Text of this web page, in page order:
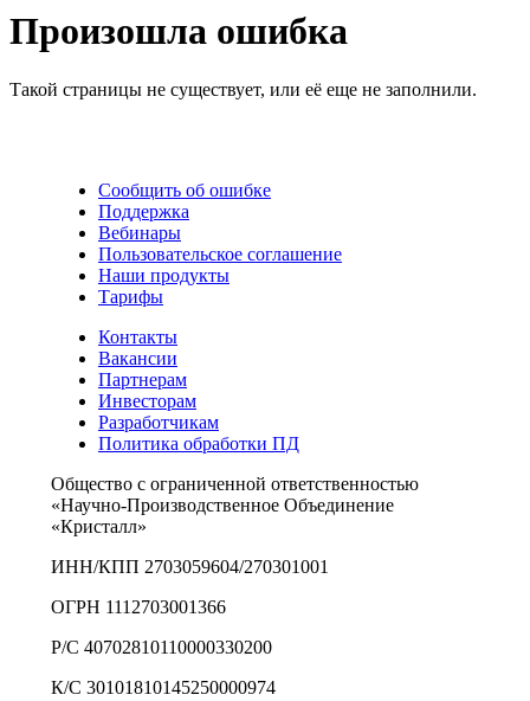
Произошла ошибка
Такой страницы не существует, или её еще не заполнили.
Сообщить об ошибке
Поддержка
Вебинары
Пользовательское соглашение
Наши продукты
Тарифы
Контакты
Вакансии
Партнерам
Инвесторам
Разработчикам
Политика обработки ПД
Общество с ограниченной ответственностью
«Научно-Производственное Объединение
«Кристалл»
ИНН/КПП 2703059604/270301001
ОГРН 1112703001366
Р/С 40702810110000330200
К/С 30101810145250000974